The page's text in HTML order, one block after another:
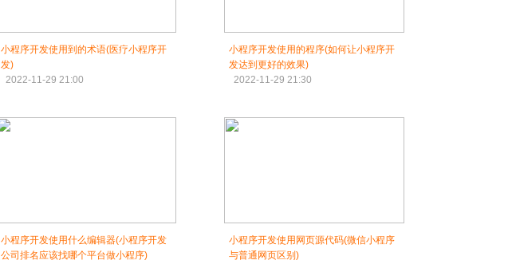
小程序开发使用到的术语(医疗小程序开
发)
2022-11-29 21:00
小程序开发使用的程序(如何让小程序开
发达到更好的效果)
2022-11-29 21:30
小程序开发使用什么编辑器(小程序开发
公司排名应该找哪个平台做小程序)
小程序开发使用网页源代码(微信小程序
与普通网页区别)